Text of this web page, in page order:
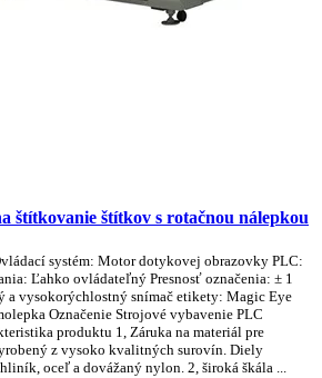
štítkovanie štítkov s rotačnou nálepkou
systém: Motor dotykovej obrazovky PLC:
Ľahko ovládateľný Presnosť označenia: ± 1
a vysokorýchlostný snímač etikety: Magic Eye
Označenie Strojové vybavenie PLC
produktu 1, Záruka na materiál pre
z vysoko kvalitných surovín. Diely
oceľ a dovážaný nylon. 2, široká škála ...